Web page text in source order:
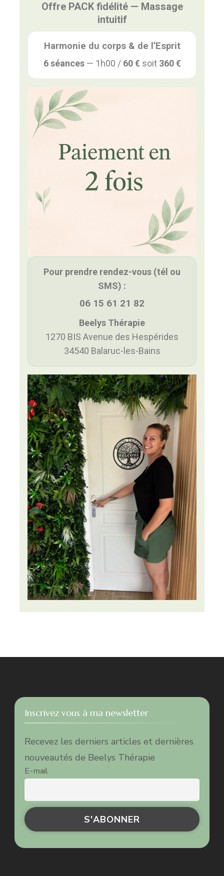
Offre PACK fidélité — Massage
intuitif
Harmonie du corps & de l’Esprit
6 séances— 1h00 / 60 € soit 360 €
Pour prendre rendez-vous (tél ou
SMS) :
06 15 61 21 82
Beelys Thérapie
1270 BIS Avenue des Hespérides
34540 Balaruc-les-Bains
Inscrivez vous à ma newsletter
Recevez les derniers articles et dernières
nouveautés de Beelys Thérapie
E-mail